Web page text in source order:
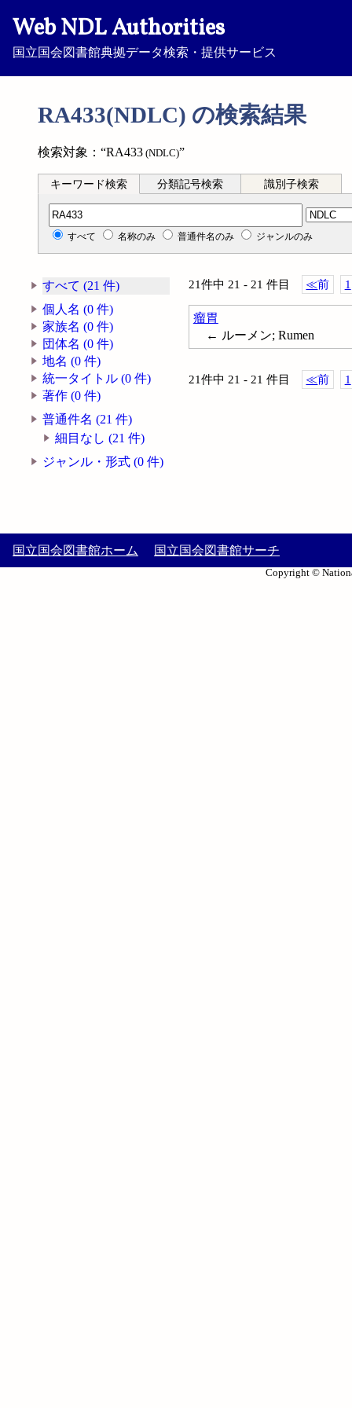
Web NDL Authorities
国立国会図書館典拠データ検索・提供サービス
RA433(NDLC) の検索結果
検索対象：“RA433 (NDLC)”
キーワード検索 分類記号検索 識別子検索
分類記号検索
すべて 名称のみ 普通件名のみ ジャンルのみ
すべて (21 件)
個人名 (0 件)
家族名 (0 件)
団体名 (0 件)
地名 (0 件)
統一タイトル (0 件)
著作 (0 件)
普通件名 (21 件)
細目なし (21 件)
ジャンル・形式 (0 件)
21件中 21 - 21 件目 ≪前 1
瘤胃
← ルーメン; Rumen
21件中 21 - 21 件目 ≪前 1
国立国会図書館ホーム 国立国会図書館サーチ
Copyright ©